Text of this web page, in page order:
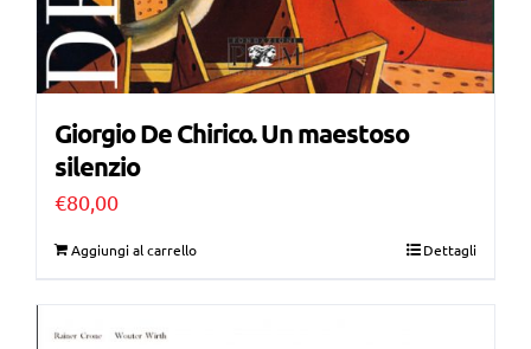
Giorgio De Chirico. Un maestoso
silenzio
€80,00
Aggiungi al carrello Dettagli